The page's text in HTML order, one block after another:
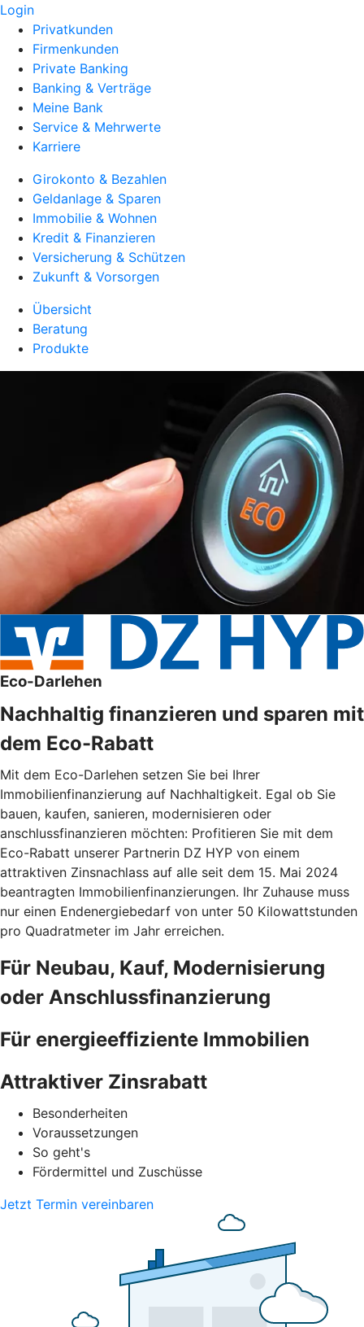
Login
Privatkunden
Firmenkunden
Private Banking
Banking & Verträge
Meine Bank
Service & Mehrwerte
Karriere
Girokonto & Bezahlen
Geldanlage & Sparen
Immobilie & Wohnen
Kredit & Finanzieren
Versicherung & Schützen
Zukunft & Vorsorgen
Übersicht
Beratung
Produkte
Eco-Darlehen
Nachhaltig finanzieren und sparen mit
dem Eco-Rabatt
Mit dem Eco-Darlehen setzen Sie bei Ihrer
Immobilienfinanzierung auf Nachhaltigkeit. Egal ob Sie
bauen, kaufen, sanieren, modernisieren oder
anschlussfinanzieren möchten: Profitieren Sie mit dem
Eco-Rabatt unserer Partnerin DZ HYP von einem
attraktiven Zinsnachlass auf alle seit dem 15. Mai 2024
beantragten Immobilienfinanzierungen. Ihr Zuhause muss
nur einen Endenergiebedarf von unter 50 Kilowattstunden
pro Quadratmeter im Jahr erreichen.
Für Neubau, Kauf, Modernisierung
oder Anschlussfinanzierung
Für energieeffiziente Immobilien
Attraktiver Zinsrabatt
Besonderheiten
Voraussetzungen
So geht's
Fördermittel und Zuschüsse
Jetzt Termin vereinbaren